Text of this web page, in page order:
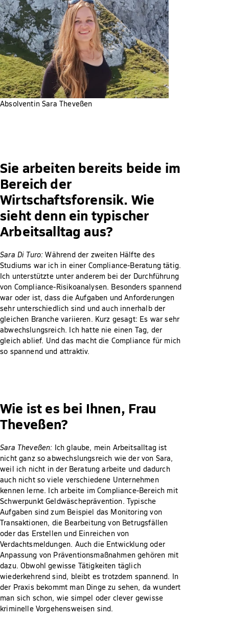
Absolventin Sara Theveßen
Sie arbeiten bereits beide im
Bereich der
Wirtschaftsforensik. Wie
sieht denn ein typischer
Arbeitsalltag aus?
Sara Di Turo:Während der zweiten Hälfte des
Studiums war ich in einer Compliance-Beratung tätig.
Ich unterstützte unter anderem bei der Durchführung
von Compliance-Risikoanalysen. Besonders spannend
war oder ist, dass die Aufgaben und Anforderungen
sehr unterschiedlich sind und auch innerhalb der
gleichen Branche variieren. Kurz gesagt: Es war sehr
abwechslungsreich. Ich hatte nie einen Tag, der
gleich ablief. Und das macht die Compliance für mich
so spannend und attraktiv.
Wie ist es bei Ihnen, Frau
Theveßen?
Sara Theveßen: Ich glaube, mein Arbeitsalltag ist
nicht ganz so abwechslungsreich wie der von Sara,
weil ich nicht in der Beratung arbeite und dadurch
auch nicht so viele verschiedene Unternehmen
kennen lerne. Ich arbeite im Compliance-Bereich mit
Schwerpunkt Geldwäscheprävention. Typische
Aufgaben sind zum Beispiel das Monitoring von
Transaktionen, die Bearbeitung von Betrugsfällen
oder das Erstellen und Einreichen von
Verdachtsmeldungen. Auch die Entwicklung oder
Anpassung von Präventionsmaßnahmen gehören mit
dazu. Obwohl gewisse Tätigkeiten täglich
wiederkehrend sind, bleibt es trotzdem spannend. In
der Praxis bekommt man Dinge zu sehen, da wundert
man sich schon, wie simpel oder clever gewisse
kriminelle Vorgehensweisen sind.